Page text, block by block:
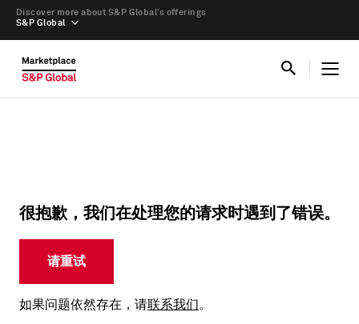
S&P Global
Discover more about S&P Global’s offerings
很抱歉，我们在处理您的请求时遇到了错误。
请重试
如果问题依然存在，请联系我们。